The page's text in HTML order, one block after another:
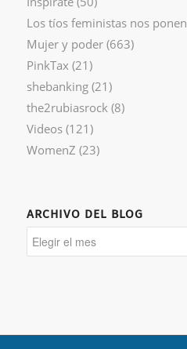
Los tíos feministas nos ponen
Mujer y poder(663)
PinkTax (21)
shebanking(21)
the2rubiasrock (8)
Videos(121)
WomenZ (23)
ARCHIVO DEL BLOG